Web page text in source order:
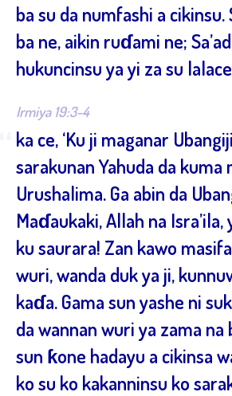
ba su da numfashi a cikinsu.
ba ne, aikin ruɗami ne;
hukuncinsu ya yi za su
Irmiya 19:3-4
ka ce, ‘Ku ji maganar
sarakunan Yahuda da kuma
Urushalima. Ga abin da
Maɗaukaki, Allah na Isra’ila,
ku saurara! Zan kawo
wuri, wanda duk ya ji,
kaɗa. Gama sun yashe ni
da wannan wuri ya zama na
sun ƙone hadayu a cikinsa
ko su ko kakanninsu ko